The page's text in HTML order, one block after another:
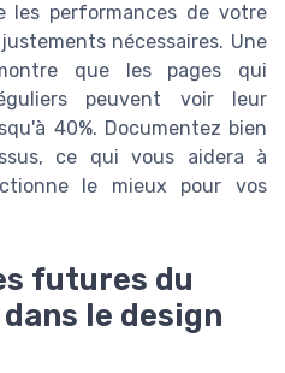
les performances de votre
nécessaires. Une
que les pages qui
peuvent voir leur
40%. Documentez bien
ce qui vous aidera à
le mieux pour vos
futures du
le design